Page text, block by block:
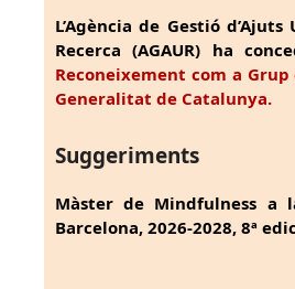
L’Agència de Gestió
Recerca (AGAUR) ha
Reconeixement com a
Generalitat de Catalunya.
Suggeriments
Màster de Mindfulness a
Barcelona, 2026-2028, 8ª